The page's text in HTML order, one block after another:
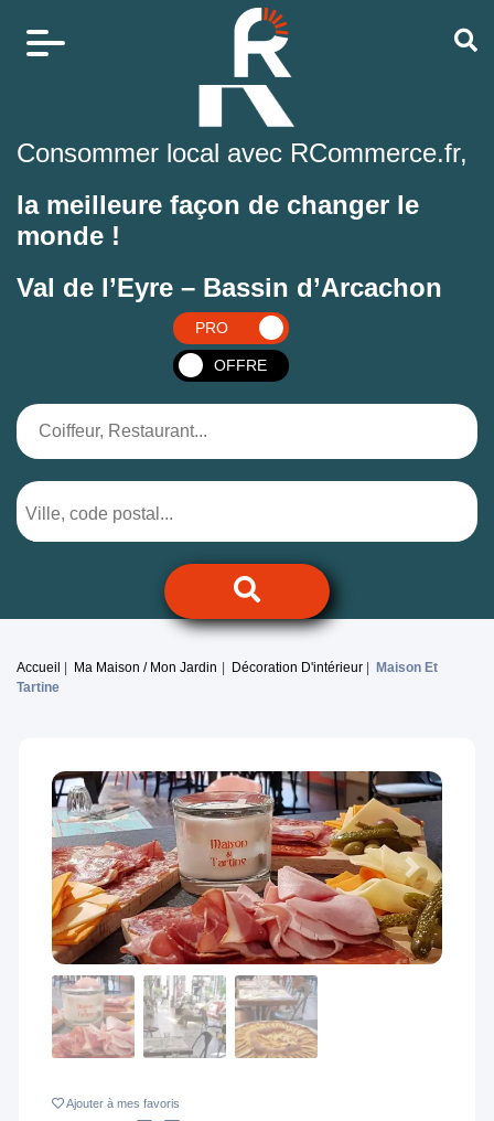
Consommer local avec RCommerce.fr,
la meilleure façon de changer le
monde !
Val de l’Eyre – Bassin d’Arcachon
PRO
OFFRE
Accueil Ma Maison / Mon Jardin Décoration D'intérieur
Maison Et
Tartine
Previous Next
Ajouter à mes favoris